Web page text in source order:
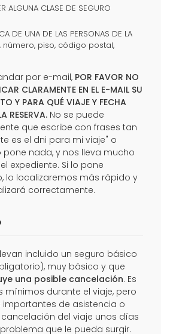
ALGUNA CLASE DE SEGURO
DE UNA DE LAS PERSONAS DE LA
número, piso, código postal,
por e-mail, POR FAVOR NO
CLARAMENTE EN EL E-MAIL SU
Y PARA QUÉ VIAJE Y FECHA
RESERVA. No se puede
que escribe con frases tan
es el dni para mi viaje" o
nada, y nos lleva mucho
expediente. Si lo pone
lo localizaremos más rápido y
correctamente.
incluido un seguro básico
muy básico y que
una posible cancelación. Es
mínimos durante el viaje, pero
de asistencia o
del viaje unos días
que le pueda surgir.